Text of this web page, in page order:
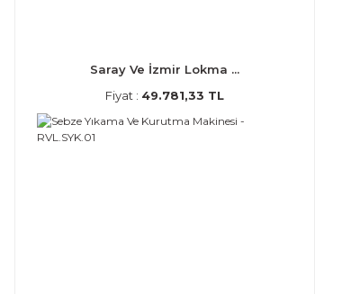
Saray Ve İzmir Lokma ...
Fiyat : 49.781,33 TL